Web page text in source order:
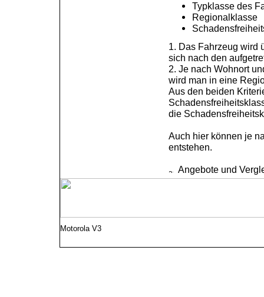
Typklasse des
Regionalklasse
1. Das Fahrzeug wird
sich nach den
2. Je nach Wohnort
wird man in eine
Aus den beiden
die
Auch hier können je
entstehen.
Angebote und
Motorola V3